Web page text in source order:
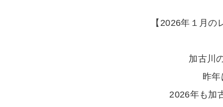
【2026年１月
加古川
昨
2026年も加